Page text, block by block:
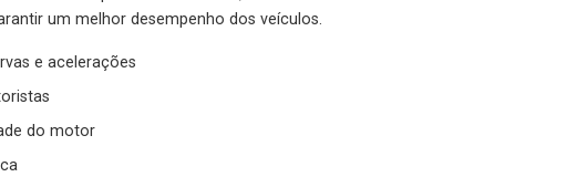
um melhor desempenho dos veículos.
e acelerações
do motor